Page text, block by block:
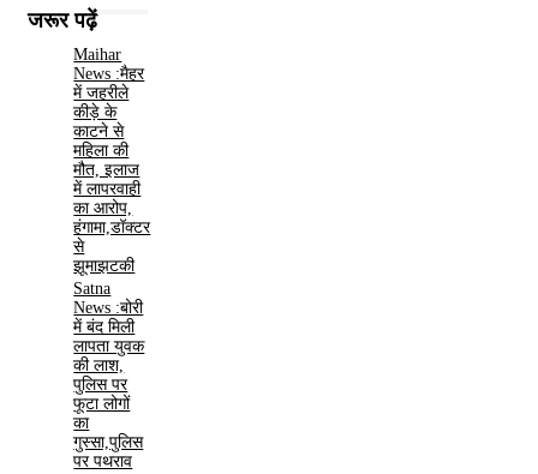
जरूर पढ़ें
Maihar
News :मैहर
में जहरीले
कीड़े के
काटने से
महिला की
मौत, इलाज
में लापरवाही
का आरोप,
हंगामा,डॉक्टर
से
झूमाझटकी
Satna
News :बोरी
में बंद मिली
लापता युवक
की लाश,
पुलिस पर
फूटा लोगों
का
गुस्सा,पुलिस
पर पथराव